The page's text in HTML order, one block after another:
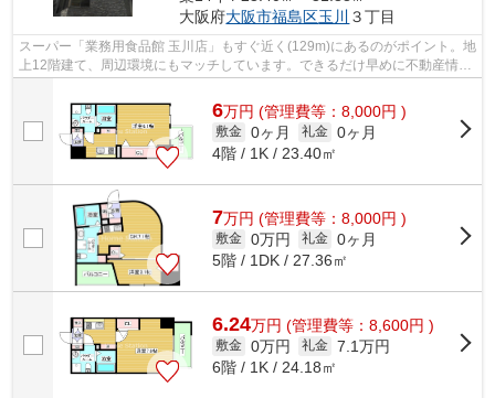
大阪府大阪市福島区玉川 ３丁目
スーパー「業務用食品館 玉川店」もすぐ近く(129m)にあるのがポイント。地
上12階建て、周辺環境にもマッチしています。できるだけ早めに不動産情報
6万円 (管理費等：8,000円 )
敷金 0ヶ月 礼金 0ヶ月
4階 / 1K / 23.40㎡
7万円 (管理費等：8,000円 )
敷金 0万円 礼金 0ヶ月
5階 / 1DK / 27.36㎡
6.24万円 (管理費等：8,600円 )
敷金 0万円 礼金 7.1万円
6階 / 1K / 24.18㎡